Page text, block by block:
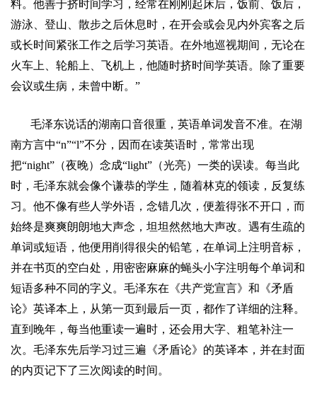
料。他善于挤时间学习，经常在刚刚起床后，饭前、饭后，
游泳、登山、散步之后休息时，在开会或会见内外宾客之后
或长时间紧张工作之后学习英语。在外地巡视期间，无论在
火车上、轮船上、飞机上，他随时挤时间学英语。除了重要
会议或生病，未曾中断。 ”
毛泽东说话的湖南口音很重，英语单词发音不准。在湖
南方言中“n”“l”不分，因而在读英语时，常常出现
把“night” （夜晚）念成“light” （光亮）一类的误读。每当此
时，毛泽东就会像个谦恭的学生，随着林克的领读，反复练
习。他不像有些人学外语，念错几次，便羞得张不开口，而
始终是爽爽朗朗地大声念，坦坦然然地大声改。遇有生疏的
单词或短语，他便用削得很尖的铅笔，在单词上注明音标，
并在书页的空白处，用密密麻麻的蝇头小字注明每个单词和
短语多种不同的字义。毛泽东在《共产党宣言》和《矛盾
论》英译本上，从第一页到最后一页，都作了详细的注释。
直到晚年，每当他重读一遍时，还会用大字、粗笔补注一
次。毛泽东先后学习过三遍《矛盾论》的英译本，并在封面
的内页记下了三次阅读的时间。